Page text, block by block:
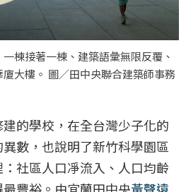
棟接著一棟、建築語彙無限反覆、
大樓。 圖／田中央聯合建築師事務
的學校，在全台灣少子化的
數，也說明了新竹科學園區
社區人口凈流入、人口均齡